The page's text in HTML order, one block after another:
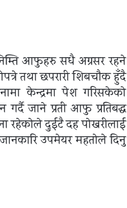
आफुहरु सधै अग्रसर रहने
तथा छपरारी शिबचाैक हुँदै
केन्द्रमा पेश गरिसकेकाे
गर्दै जाने प्रती आफु प्रतिबद्ध
दुईटै दह पाेखरीलाई
उपमेयर महताेले दिनु